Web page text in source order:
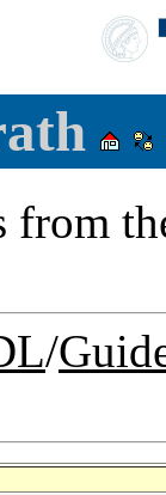
from
/